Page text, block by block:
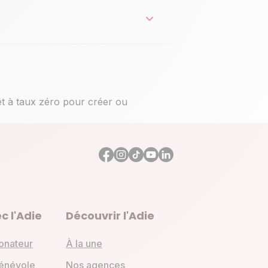
à taux zéro pour créer ou
l'Adie Découvrir l'Adie
À la une
Nos agences